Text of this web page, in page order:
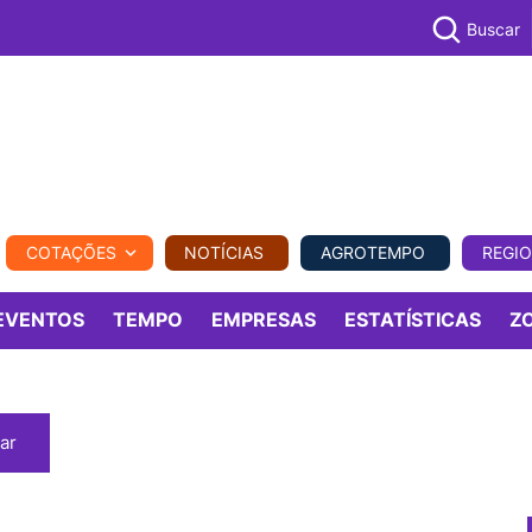
REGIONAL COMERCIAL AGROVIAGENS
Buscar
COTAÇÕES NOTÍCIAS AGROTEMPO
TEMPO EMPRESAS ESTATÍSTICAS